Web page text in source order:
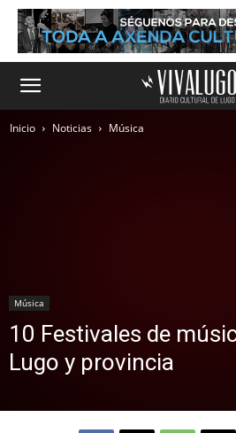
Inicio Noticias Música
Música
10 Festivales de
Lugo y provincia